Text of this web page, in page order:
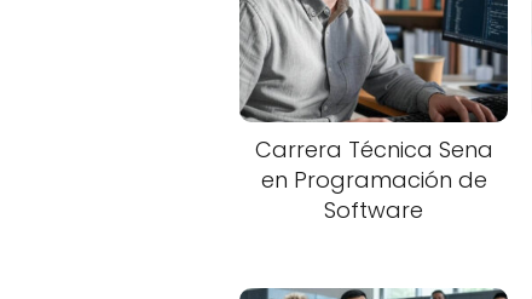
Carrera Técnica Sena
en Programación de
Software